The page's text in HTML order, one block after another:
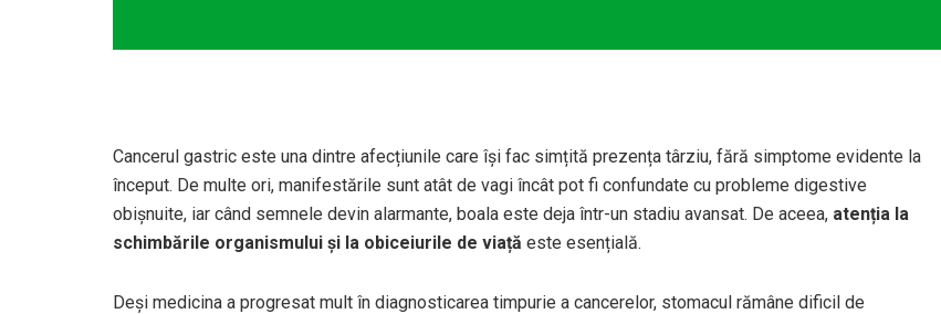
Cancerul gastric este una dintre afecțiunile care își fac simțită prezența târziu, fără simptome evidente la
început. De multe ori, manifestările sunt atât de vagi încât pot fi confundate cu probleme digestive
obișnuite, iar când semnele devin alarmante, boala este deja într-un stadiu avansat. De aceea, atenția la
schimbările organismului și la obiceiurile de viață este esențială.
Deși medicina a progresat mult în diagnosticarea timpurie a cancerelor, stomacul rămâne dificil de